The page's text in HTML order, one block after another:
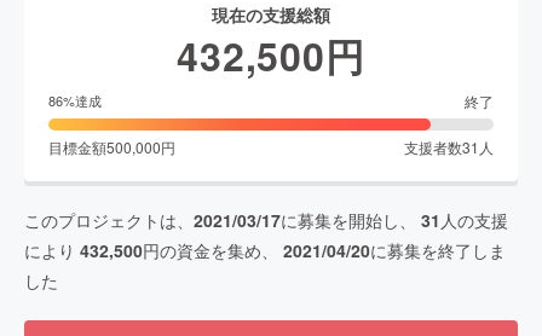
現在の支援総額
432,500円
86%達成 終了
目標金額500,000円 支援者数31 人
このプロジェクトは、 2021/03/17に募集を開始し、 31 人の支援
により 432,500円の資金を集め、 2021/04/20に募集を終了しま
した